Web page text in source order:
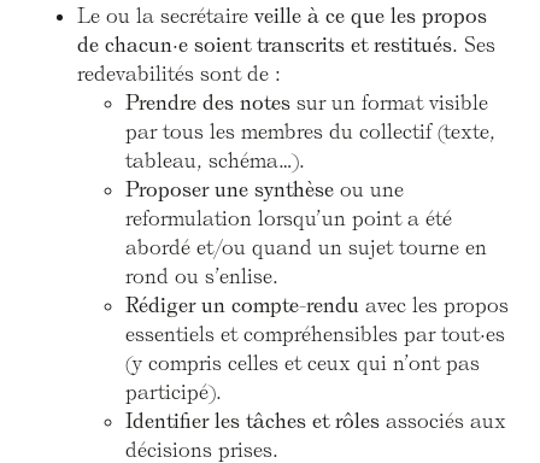
Le ou la secrétaire veille à ce que les propos
de chacun·e soient transcrits et restitués. Ses
redevabilités sont de :
Prendre des notes sur un format visible
par tous les membres du collectif (texte,
tableau, schéma…).
Proposer une synthèse ou une
reformulation lorsqu’un point a été
abordé et/ou quand un sujet tourne en
rond ou s’enlise.
Rédiger un compte-rendu avec les propos
essentiels et compréhensibles par tout·es
(y compris celles et ceux qui n’ont pas
participé).
Identifier les tâches et rôles associés aux
décisions prises.